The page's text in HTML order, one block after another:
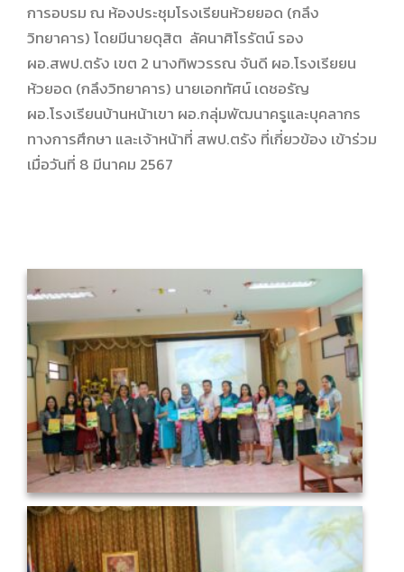
การอบรม ณ ห้องประชุมโรงเรียนห้วยยอด (กลึง
วิทยาคาร) โดยมีนายดุสิต ลัคนาศิโรรัตน์ รอง
ผอ.สพป.ตรัง เขต 2 นางทิพวรรณ จันดี ผอ.โรงเรียยน
ห้วยอด (กลึงวิทยาคาร) นายเอกทัศน์ เดชอรัญ
ผอ.โรงเรียนบ้านหน้าเขา ผอ.กลุ่มพัฒนาครูและบุคลากร
ทางการศึกษา และเจ้าหน้าที่ สพป.ตรัง ที่เกี่ยวข้อง เข้าร่วม
เมื่อวันที่ 8 มีนาคม 2567